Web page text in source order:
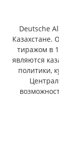
Deutsche
Казахстане.
тиражом в
являются
политики,